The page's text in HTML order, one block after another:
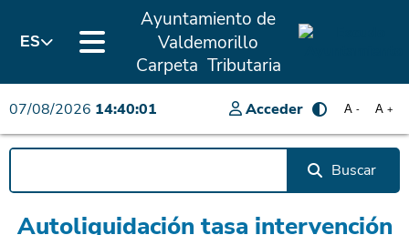
ES
Ayuntamiento de
Valdemorillo
Carpeta Tributaria
07/08/2026 14:40:01 Acceder A +
A -
Buscar
Autoliquidación tasa intervención